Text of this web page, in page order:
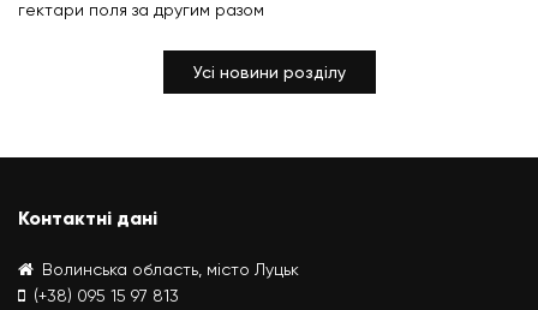
гектари поля за другим разом
Усі новини розділу
Контактні дані
Волинська область, місто Луцьк
(+38) 095 15 97 813